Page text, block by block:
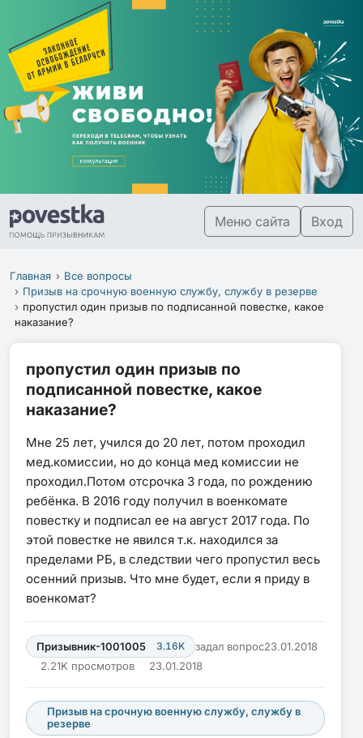
Меню сайта Вход
Главная
Все вопросы
Призыв на срочную военную службу, службу в резерве
пропустил один призыв по подписанной повестке, какое
наказание?
пропустил один призыв по
подписанной повестке, какое
наказание?
Мне 25 лет, учился до 20 лет, потом проходил
мед.комиссии, но до конца мед комиссии не
проходил.Потом отсрочка 3 года, по рождению
ребёнка. В 2016 году получил в военкомате
повестку и подписал ее на август 2017 года. По
этой повестке не явился т.к. находился за
пределами РБ, в следствии чего пропустил весь
осенний призыв. Что мне будет, если я приду в
военкомат?
Призывник-1001005 3.16K задал вопрос23.01.2018
2.21K просмотров
23.01.2018
Призыв на срочную военную службу, службу в
резерве